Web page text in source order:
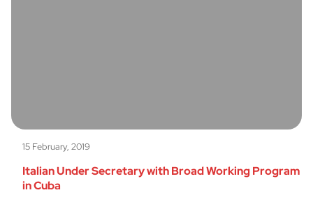
15 February, 2019
Italian Under Secretary with Broad Working Program
in Cuba